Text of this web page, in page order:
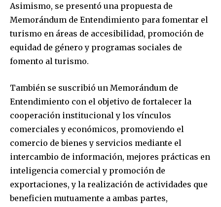
Join our community of
SUBSCRIBERS and be part of the
conversation.
To subscribe, simply enter your email address on our website
or click the subscribe button below. Don't worry, we respect
your privacy and won't spam your inbox. Your information is
safe with us.
Asimismo, se presentó una propuesta de
Memorándum de Entendimiento para fomentar el
turismo en áreas de accesibilidad, promoción de
equidad de género y programas sociales de
fomento al turismo.
También se suscribió un Memorándum de
Entendimiento con el objetivo de fortalecer la
cooperación institucional y los vínculos
comerciales y económicos, promoviendo el
comercio de bienes y servicios mediante el
intercambio de información, mejores prácticas en
inteligencia comercial y promoción de
exportaciones, y la realización de actividades que
beneficien mutuamente a ambas partes,